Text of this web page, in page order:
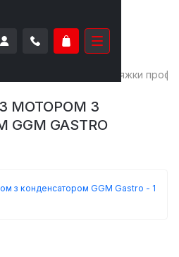
Витяжки
МОТОРОМ З
GASTRO